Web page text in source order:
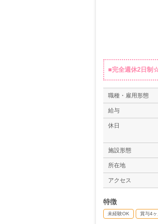
■完全週休2日制
職種・雇用形態
給与
休日
施設形態
所在地
アクセス
特徴
未経験OK 賞与4